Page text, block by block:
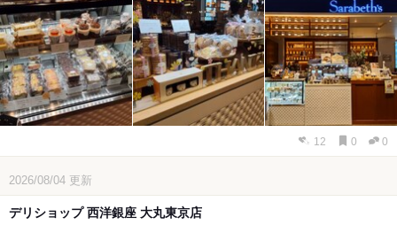
12 0 0
2026/08/04 更新
デリショップ 西洋銀座 大丸東京店